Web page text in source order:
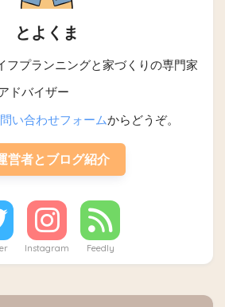
とよくま
フプランニングと家づくりの専門家
ドバイザー
い合わせフォームからどうぞ。
営者とブログ紹介
Instagram Feedly